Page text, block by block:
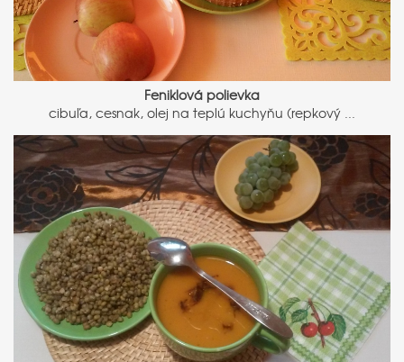
Feniklová polievka
cibuľa, cesnak, olej na teplú kuchyňu (repkový ...